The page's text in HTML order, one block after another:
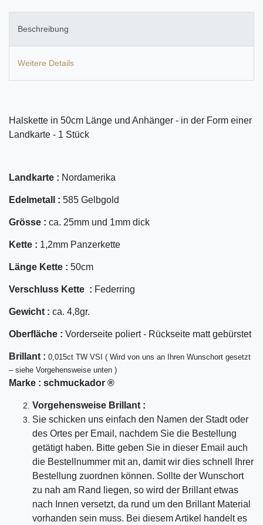
Beschreibung
Weitere Details
Halskette in 50cm Länge und Anhänger - in der Form einer
Landkarte - 1 Stück
Landkarte : Nordamerika
Edelmetall : 585 Gelbgold
Grösse : ca. 25mm und 1mm dick
Kette : 1,2mm Panzerkette
Länge Kette : 50cm
Verschluss Kette : Federring
Gewicht : ca. 4,8gr.
Oberfläche : Vorderseite poliert - Rückseite matt gebürstet
Bril lant : 0,015ct TW VSI ( Wird von uns an Ihren Wunschort gesetzt
– siehe Vorgehensweise unten )
Marke : schmuckador ®
Vorgehensweise Brillant :
Sie schicken uns einfach den Namen der Stadt oder
des Ortes per Email, nachdem Sie die Bestellung
getätigt haben. Bitte geben Sie in dieser Email auch
die Bestellnummer mit an, damit wir dies schnell Ihrer
Bestellung zuordnen können. Sollte der Wunschort
zu nah am Rand liegen, so wird der Brillant etwas
nach Innen versetzt, da rund um den Brillant Material
vorhanden sein muss. Bei diesem Artikel handelt es